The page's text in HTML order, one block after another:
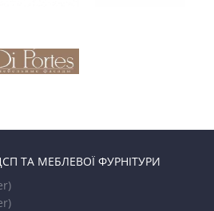
ТА МЕБЛЕВОЇ ФУРНІТУРИ